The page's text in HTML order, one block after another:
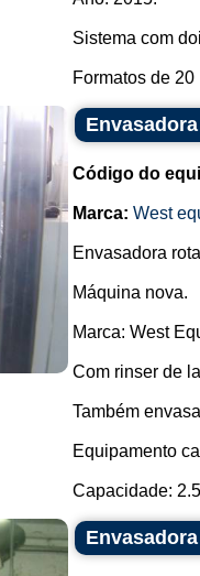
Sistema com
Formatos de 20
Código do
Marca: West
Envasadora
Máquina nova.
Marca: West
Com rinser de
Também
Equipamento
Capacidade: